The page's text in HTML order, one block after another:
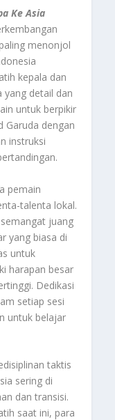
Ke Asia
menonjol
kepala dan
detail dan
untuk berpikir
Garuda dengan
instruksi
pemain
talenta lokal.
juang
yang biasa di
untuk
harapan besar
Dedikasi
setiap sesi
untuk belajar
taktis
sering di
dan transisi.
saat ini, para